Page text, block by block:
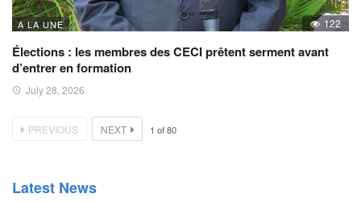
A LA UNE 122
Élections : les membres des CECI prêtent serment avant
d’entrer en formation
July 28, 2026
PREVIOUS NEXT 1 of80
Latest News